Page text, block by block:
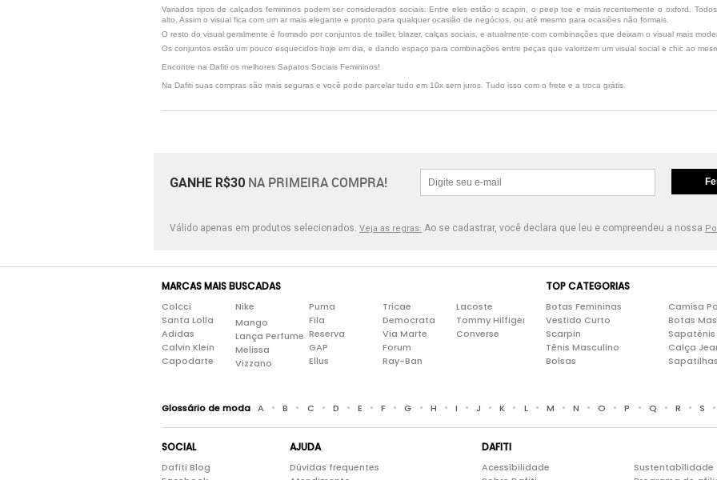
Variados tipos de calçados femininos podem ser considerados sociais. Entre eles estão o scapin, o peep toe e mais recentemente o oxford.
alto. Assim o visual fica com um ar mais elegante e pronto para qualquer ocasião de negócios, ou até mesmo para ocasiões não formais.
O resto do visual geralmente é formado por conjuntos de tailler, blazer, calças sociais, e atualmente com combinações que deixam o visual mais
Os conjuntos estão um pouco esquecidos hoje em dia, e dando espaço para combinações entre peças que valorizem um visual social e chic ao
Encontre na Dafiti os melhores Sapatos Sociais Femininos!
Na Dafiti suas compras são mais seguras e você pode parcelar tudo em 10x sem juros. Tudo isso com o frete e a troca grátis.
GANHE R$30 NA PRIMEIRA COMPRA!
Válido apenas em produtos selecionados. Veja as regras. Ao se cadastrar, você declara que leu e compreendeu a nossa
MARCAS MAIS BUSCADAS
Colcci
Santa Lolla
Adidas
Calvin Klein
Capodarte
Nike
Mango
Lança Perfume
Melissa
Vizzano
Puma
Fila
Reserva
GAP
Ellus
Tricae
Democrata
Via Marte
Forum
Ray-Ban
Lacoste
Tommy Hilfiger
Converse
TOP CATEGORIAS
Botas Femininas
Vestido Curto
Scarpin
Tênis Masculino
Bolsas
Camisa
Botas
Sapatênis
Calça
Sapatilhas
Glossário de moda A • B • C • D • E • F • G • H • I • J • K • L • M • N • O • P • Q • R • S •
SOCIAL
Dafiti Blog
AJUDA
Dúvidas frequentes
DAFITI
Acessibilidade
Sustentabilidade